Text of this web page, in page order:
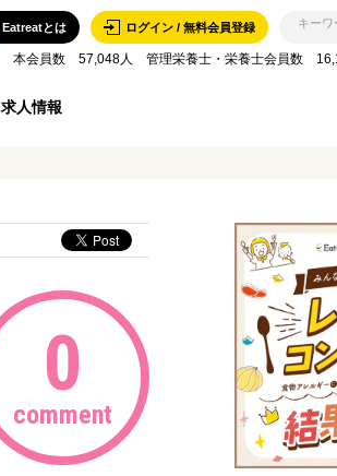
ログイン / 無料会員登録
Eatreatとは
本会員数 57,048人 管理栄養士・栄養士会員数
求人情報
0
comment